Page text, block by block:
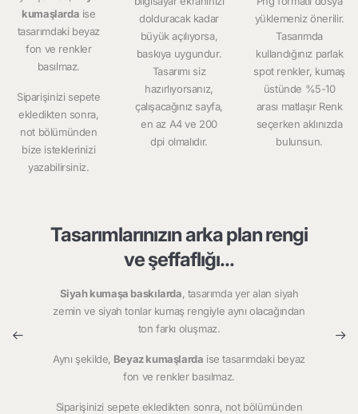
kumaşlarda ise
tasarımdaki beyaz
fon ve renkler
basılmaz.
Siparişinizi sepete
ekledikten sonra,
not bölümünden
bize isteklerinizi
yazabilirsiniz.
dolduracak kadar
büyük açılıyorsa,
baskıya uygundur.
Tasarımı siz
hazırlıyorsanız,
çalışacağınız sayfa,
en az A4 ve 200
dpi olmalıdır.
yüklemeniz önerilir.
Tasarımda
kullandığınız parlak
spot renkler, kumaş
üstünde %5-10
arası matlaşır Renk
seçerken aklınızda
bulunsun.
Tasarımlarınızın arka plan rengi
ve şeffaflığı...
Siyah kumaşa baskılarda, tasarımda yer alan siyah
zemin ve siyah tonlar kumaş rengiyle aynı olacağından
ton farkı oluşmaz.
Aynı şekilde, Beyaz kumaşlarda ise tasarımdaki beyaz
fon ve renkler basılmaz.
Siparişinizi sepete ekledikten sonra, not bölümünden